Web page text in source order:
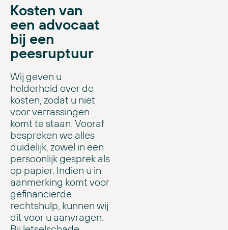
Kosten van
een advocaat
bij een
peesruptuur
Wij geven u
helderheid over de
kosten, zodat u niet
voor verrassingen
komt te staan. Vooraf
bespreken we alles
duidelijk, zowel in een
persoonlijk gesprek als
op papier. Indien u in
aanmerking komt voor
gefinancierde
rechtshulp, kunnen wij
dit voor u aanvragen.